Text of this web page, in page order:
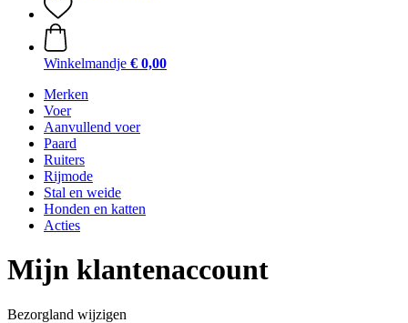
Winkelmandje € 0,00
Merken
Voer
Aanvullend voer
Paard
Ruiters
Rijmode
Stal en weide
Honden en katten
Acties
Mijn klantenaccount
Bezorgland wijzigen